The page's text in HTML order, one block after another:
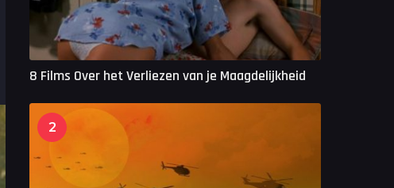
8 Films Over het Verliezen van je Maagdelijkheid
2